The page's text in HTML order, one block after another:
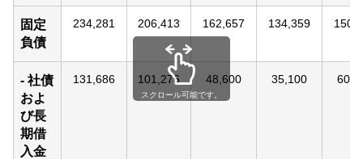
固定
負債
234,281 206,413 162,657 134,359
- 社債
およ
び長
期借
入金
131,686 101,276 48,600 35,100
スクロール可能です。